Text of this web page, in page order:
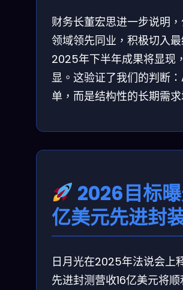
财务长董宏思进一步说明
领域领先同业，积极切入
2025年下半年成果将显现
显。这验证了我们的判断
单，而是结构性的长期需求
2026目标
亿美元先进封
日月光在2025年法说会上
先进封测营收16亿美元将